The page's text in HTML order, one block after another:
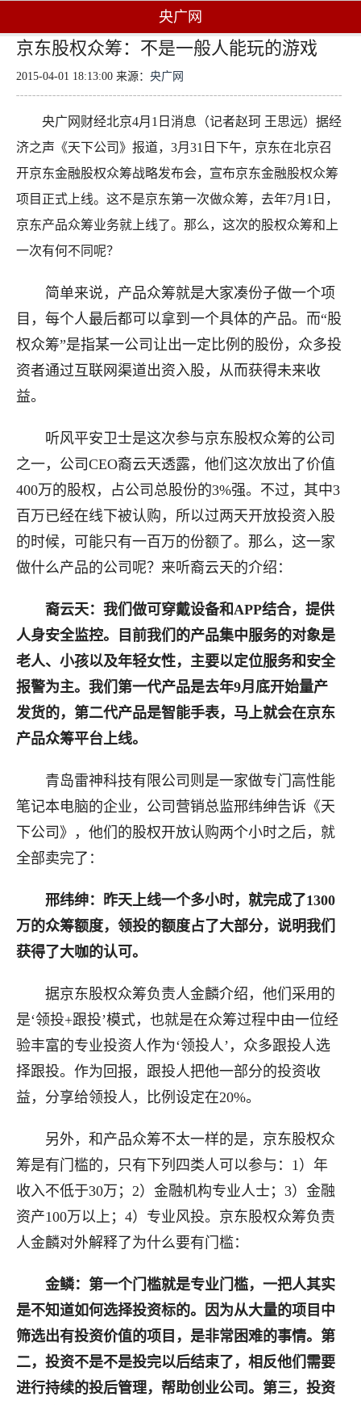
央广网
京东股权众筹：不是一般人能玩的游戏
2015-04-01 18:13:00 来源： 央广网
央广网财经北京4月1日消息（记者赵珂 王思远）据经
济之声《天下公司》报道，3月31日下午，京东在北京召
开京东金融股权众筹战略发布会，宣布京东金融股权众筹
项目正式上线。这不是京东第一次做众筹，去年7月1日，
京东产品众筹业务就上线了。那么，这次的股权众筹和上
一次有何不同呢？
简单来说，产品众筹就是大家凑份子做一个项
目，每个人最后都可以拿到一个具体的产品。而“股
权众筹”是指某一公司让出一定比例的股份，众多投
资者通过互联网渠道出资入股，从而获得未来收
益。
听风平安卫士是这次参与京东股权众筹的公司
之一，公司CEO裔云天透露，他们这次放出了价值
400万的股权，占公司总股份的3%强。不过，其中3
百万已经在线下被认购，所以过两天开放投资入股
的时候，可能只有一百万的份额了。那么，这一家
做什么产品的公司呢？来听裔云天的介绍：
裔云天：我们做可穿戴设备和APP结合，提供
人身安全监控。目前我们的产品集中服务的对象是
老人、小孩以及年轻女性，主要以定位服务和安全
报警为主。我们第一代产品是去年9月底开始量产
发货的，第二代产品是智能手表，马上就会在京东
产品众筹平台上线。
青岛雷神科技有限公司则是一家做专门高性能
笔记本电脑的企业，公司营销总监邢纬绅告诉《天
下公司》，他们的股权开放认购两个小时之后，就
全部卖完了：
邢纬绅：昨天上线一个多小时，就完成了1300
万的众筹额度，领投的额度占了大部分，说明我们
获得了大咖的认可。
据京东股权众筹负责人金麟介绍，他们采用的
是‘领投+跟投’模式，也就是在众筹过程中由一位经
验丰富的专业投资人作为‘领投人’，众多跟投人选
择跟投。作为回报，跟投人把他一部分的投资收
益，分享给领投人，比例设定在20%。
另外，和产品众筹不太一样的是，京东股权众
筹是有门槛的，只有下列四类人可以参与：1）年
收入不低于30万；2）金融机构专业人士；3）金融
资产100万以上；4）专业风投。京东股权众筹负责
人金麟对外解释了为什么要有门槛：
金鳞：第一个门槛就是专业门槛，一把人其实
是不知道如何选择投资标的。因为从大量的项目中
筛选出有投资价值的项目，是非常困难的事情。第
二，投资不是不是投完以后结束了，相反他们需要
进行持续的投后管理，帮助创业公司。第三，投资